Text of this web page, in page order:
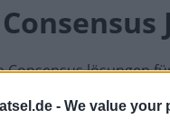
- We value your
Consensus lösungen
Hinweise, Tipps und
Sie dazu auf,